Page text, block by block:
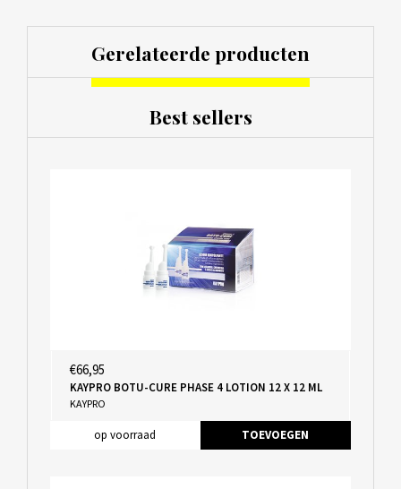
Gerelateerde producten
Best sellers
€66,95
KAYPRO BOTU-CURE PHASE 4 LOTION 12 X 12 ML
KAYPRO
op voorraad TOEVOEGEN